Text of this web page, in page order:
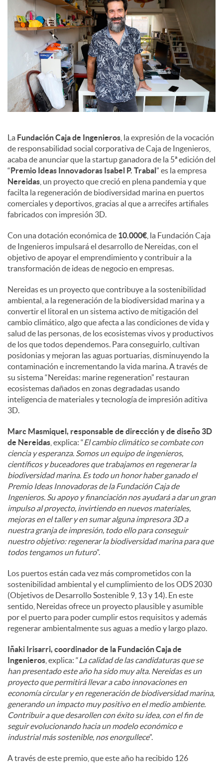
n
d
o
s
La Fundación Caja de Ingenieros , la expresión de la vocación
de responsabilidad social corporativa de Caja de Ingenieros,
acaba de anunciar que la startup ganadora de la 5ª edición del
“Premio Ideas Innovadoras Isabel P. Trabal” es la empresa
Nereidas , un proyecto que creció en plena pandemia y que
facilta la regeneración de biodiversidad marina en puertos
comerciales y deportivos, gracias al que a arrecifes artifiales
fabricados con impresión 3D.
Con una dotación económica de 10.000€ , la Fundación Caja
de Ingenieros impulsará el desarrollo de Nereidas, con el
objetivo de apoyar el emprendimiento y contribuir a la
transformación de ideas de negocio en empresas.
Nereidas es un proyecto que contribuye a la sostenibilidad
ambiental, a la regeneración de la biodiversidad marina y a
convertir el litoral en un sistema activo de mitigación del
cambio climático, algo que afecta a las condiciones de vida y
salud de las personas, de los ecosistemas vivos y productivos
de los que todos dependemos. Para conseguirlo, cultivan
posidonias y mejoran las aguas portuarias, disminuyendo la
contaminación e incrementando la vida marina. A través de
su sistema “Nereidas: marine regeneration” restauran
ecosistemas dañados en zonas degradadas usando
inteligencia de materiales y tecnología de impresión aditiva
3D.
Marc Masmiquel, responsable de dirección y de diseño 3D
de Nereidas , explica: “El cambio climático se combate con
ciencia y esperanza. Somos un equipo de ingenieros,
científicos y buceadores que trabajamos en regenerar la
biodiversidad marina. Es todo un honor haber ganado el
Premio Ideas Innovadoras de la Fundación Caja de
Ingenieros. Su apoyo y financiación nos ayudará a dar un gran
impulso al proyecto, invirtiendo en nuevos materiales,
mejoras en el taller y en sumar alguna impresora 3D a
nuestra granja de impresión, todo ello para conseguir
nuestro objetivo: regenerar la biodiversidad marina para que
todos tengamos un futuro”.
Los puertos están cada vez más comprometidos con la
sostenibilidad ambiental y el cumplimiento de los ODS 2030
(Objetivos de Desarrollo Sostenible 9, 13 y 14). En este
sentido, Nereidas ofrece un proyecto plausible y asumible
por el puerto para poder cumplir estos requisitos y además
regenerar ambientalmente sus aguas a medio y largo plazo.
Iñaki Irisarri, coordinador de la Fundación Caja de
Ingenieros , explica: “La calidad de las candidaturas que se
han presentado este año ha sido muy alta. Nereidas es un
proyecto que permitirá llevar a cabo innovaciones en
economía circular y en regeneración de biodiversidad marina,
generando un impacto muy positivo en el medio ambiente.
Contribuir a que desarollen con éxito su idea, con el fin de
seguir evolucionando hacia un modelo económico e
industrial más sostenible, nos enorgullece”.
A través de este premio, que este año ha recibido 126